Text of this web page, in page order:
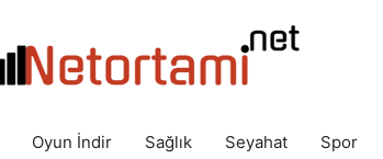
Oyun İndir Sağlık Seyahat Spor